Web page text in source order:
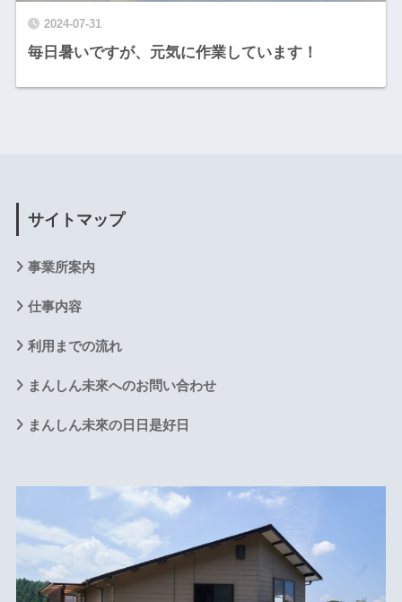
2024-07-31
毎日暑いですが、元気に作業しています！
サイトマップ
事業所案内
仕事内容
利用までの流れ
まんしん未來へのお問い合わせ
まんしん未來の日日是好日